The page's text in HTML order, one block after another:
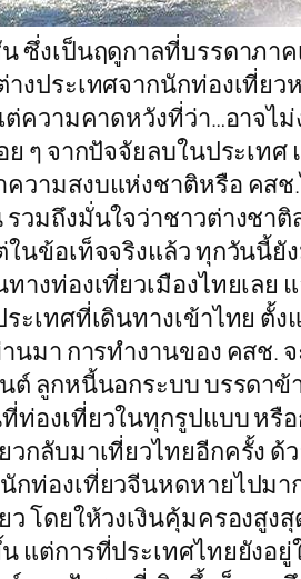
ซึ่งเป็นฤดูกาลที่บรรดาภาค
างประเทศจากนักท่องเที่ย
ความคาดหวังที่ว่า…อาจไม่
ย ๆ จากปัจจัยลบในประเท
วามสงบแห่งชาติหรือ คสช
วมถึงมั่นใจว่าชาวต่างชา
นข้อเท็จจริงแล้ว ทุกวันนี้ยั
ทางท่องเที่ยวเมืองไทยเลย
ระเทศที่เดินทางเข้าไทย ตั้
นมา การทำงานของ คสช.
ต์ ลูกหนี้นอกระบบ บรรดาข้
ท่องเที่ยวในทุกรูปแบบ หรื
วกลับมาเที่ยวไทยอีกครั้ง ด้
กท่องเที่ยวจีนหดหายไปม
ว โดยให้วงเงินคุ้มครองสู
แต่การที่ประเทศไทยยังอ